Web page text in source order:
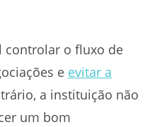
controlar o fluxo de
e evitar a
a instituição não
um bom